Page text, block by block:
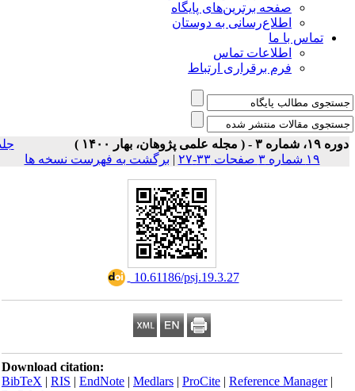
پایگاه
به دوستان
ارتباط
جلد
|برگشت به فهرست نسخه ها
‎ 10.61186/psj.19.3.27
BibTeX|RIS| EndNote |Medlars|ProCite|